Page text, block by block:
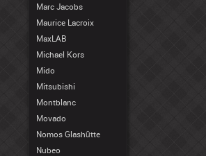
Marc Jacobs
Maurice Lacroix
MaxLAB
Michael Kors
Mido
Mitsubishi
Montblanc
Movado
Nomos Glashütte
Nubeo